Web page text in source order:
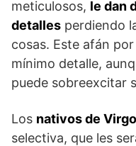
meticulosos, le dan
detalles perdiendo
cosas. Este afán
mínimo detalle,
puede sobreexcitar
Los nativos de Virgo
selectiva, que les